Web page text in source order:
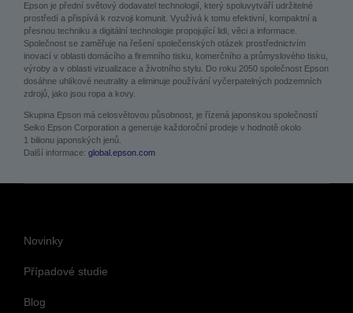
Epson je přední světový dodavatel technologií, který spoluvytváří udržitelné
prostředí a přispívá k rozvoji komunit. Využívá k tomu efektivní, kompaktní a
přesnou techniku a digitální technologie propojující lidi, věci a informace.
Společnost se zaměřuje na řešení společenských otázek prostřednictvím
inovací v oblasti domácího a firemního tisku, komerčního a průmyslového tisku,
výroby a v oblasti vizualizace a životního stylu. Do roku 2050 společnost Epson
dosáhne uhlíkové neutrality a eliminuje používání vyčerpatelných podzemních
zdrojů, jako jsou ropa a kovy.
Skupina Epson má celosvětovou působnost, je řízená japonskou společností
Seiko Epson Corporation a generuje každoroční prodeje v hodnotě okolo
1 bilionu japonských jenů.
Další informace: global.epson.com
Novinky
Případové studie
Blog